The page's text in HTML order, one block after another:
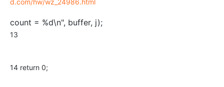
d.com/hw/wz_24986.html
count = %d\n", buffer, j);
13
14 return 0;